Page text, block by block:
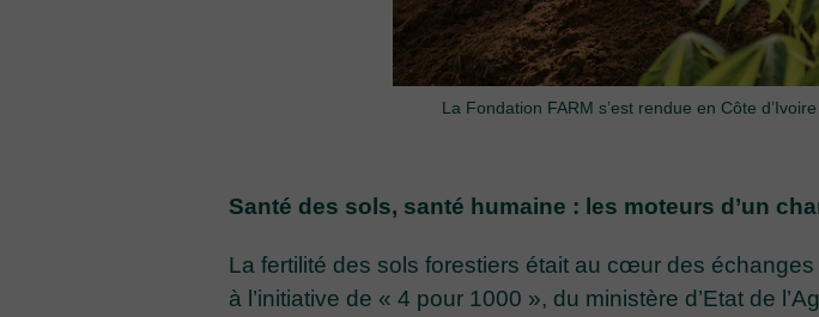
La Fondation FARM s’est rendue en Côte
Santé des sols, santé humaine : les moteurs d’un
La fertilité des sols forestiers était au cœur des échanges
à l’initiative de « 4 pour 1000 », du ministère d’Etat de